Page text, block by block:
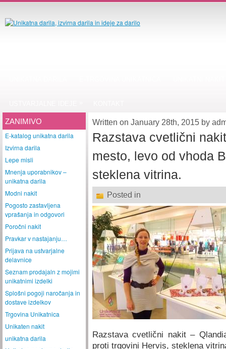
ZANIMIVO
E-katalog unikatna darila
Izvirna darila
Lepe misli
Mnenja uporabnikov –
unikatna darila
Modni nakit
Pogosto zastavljena
vprašanja in odgovori
Poročni nakit
Pravkar v nastajanju…
Prijava na ustvarjalne
delavnice
Seznam prodajaln z mojimi
unikatnimi izdelki
Splošni pogoji naročanja in
dostave izdelkov
Trgovina Unikatnica
Unikaten nakit
unikatna darila
Written on January 28th, 2015 by
Razstava cvetlični
mesto, levo od vhoda
steklena vitrina.
Posted in
Razstava cvetlični nakit –
proti trgovini Hervis, steklena